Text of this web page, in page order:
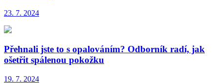
23. 7. 2024
Přehnali jste to s opalováním? Odborník radí, jak
ošetřit spálenou pokožku
19. 7. 2024